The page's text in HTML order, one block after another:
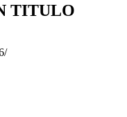
TITULO